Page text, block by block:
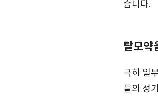
습니다.
탈모약
극히 일
들의 성